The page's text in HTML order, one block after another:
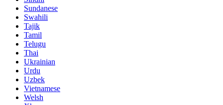
Sundanese
Swahili
Tajik
Tamil
Telugu
Thai
Ukrainian
Urdu
Uzbek
Vietnamese
Welsh